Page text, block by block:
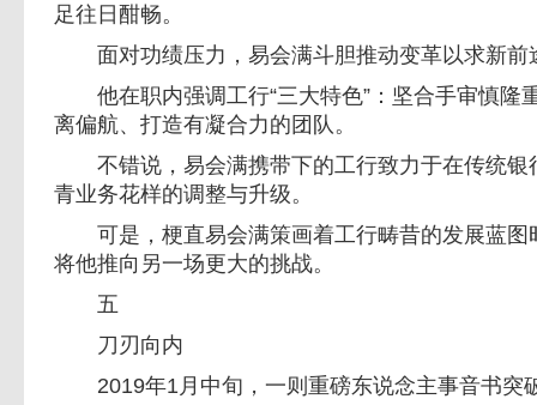
足往日酣畅。
面对功绩压力，易会满斗胆推动变革以求新前
他在职内强调工行“三大特色”：坚合手审慎隆
离偏航、打造有凝合力的团队。
不错说，易会满携带下的工行致力于在传统银
青业务花样的调整与升级。
可是，梗直易会满策画着工行畴昔的发展蓝图
将他推向另一场更大的挑战。
五
刀刃向内
2019年1月中旬，一则重磅东说念主事音书突